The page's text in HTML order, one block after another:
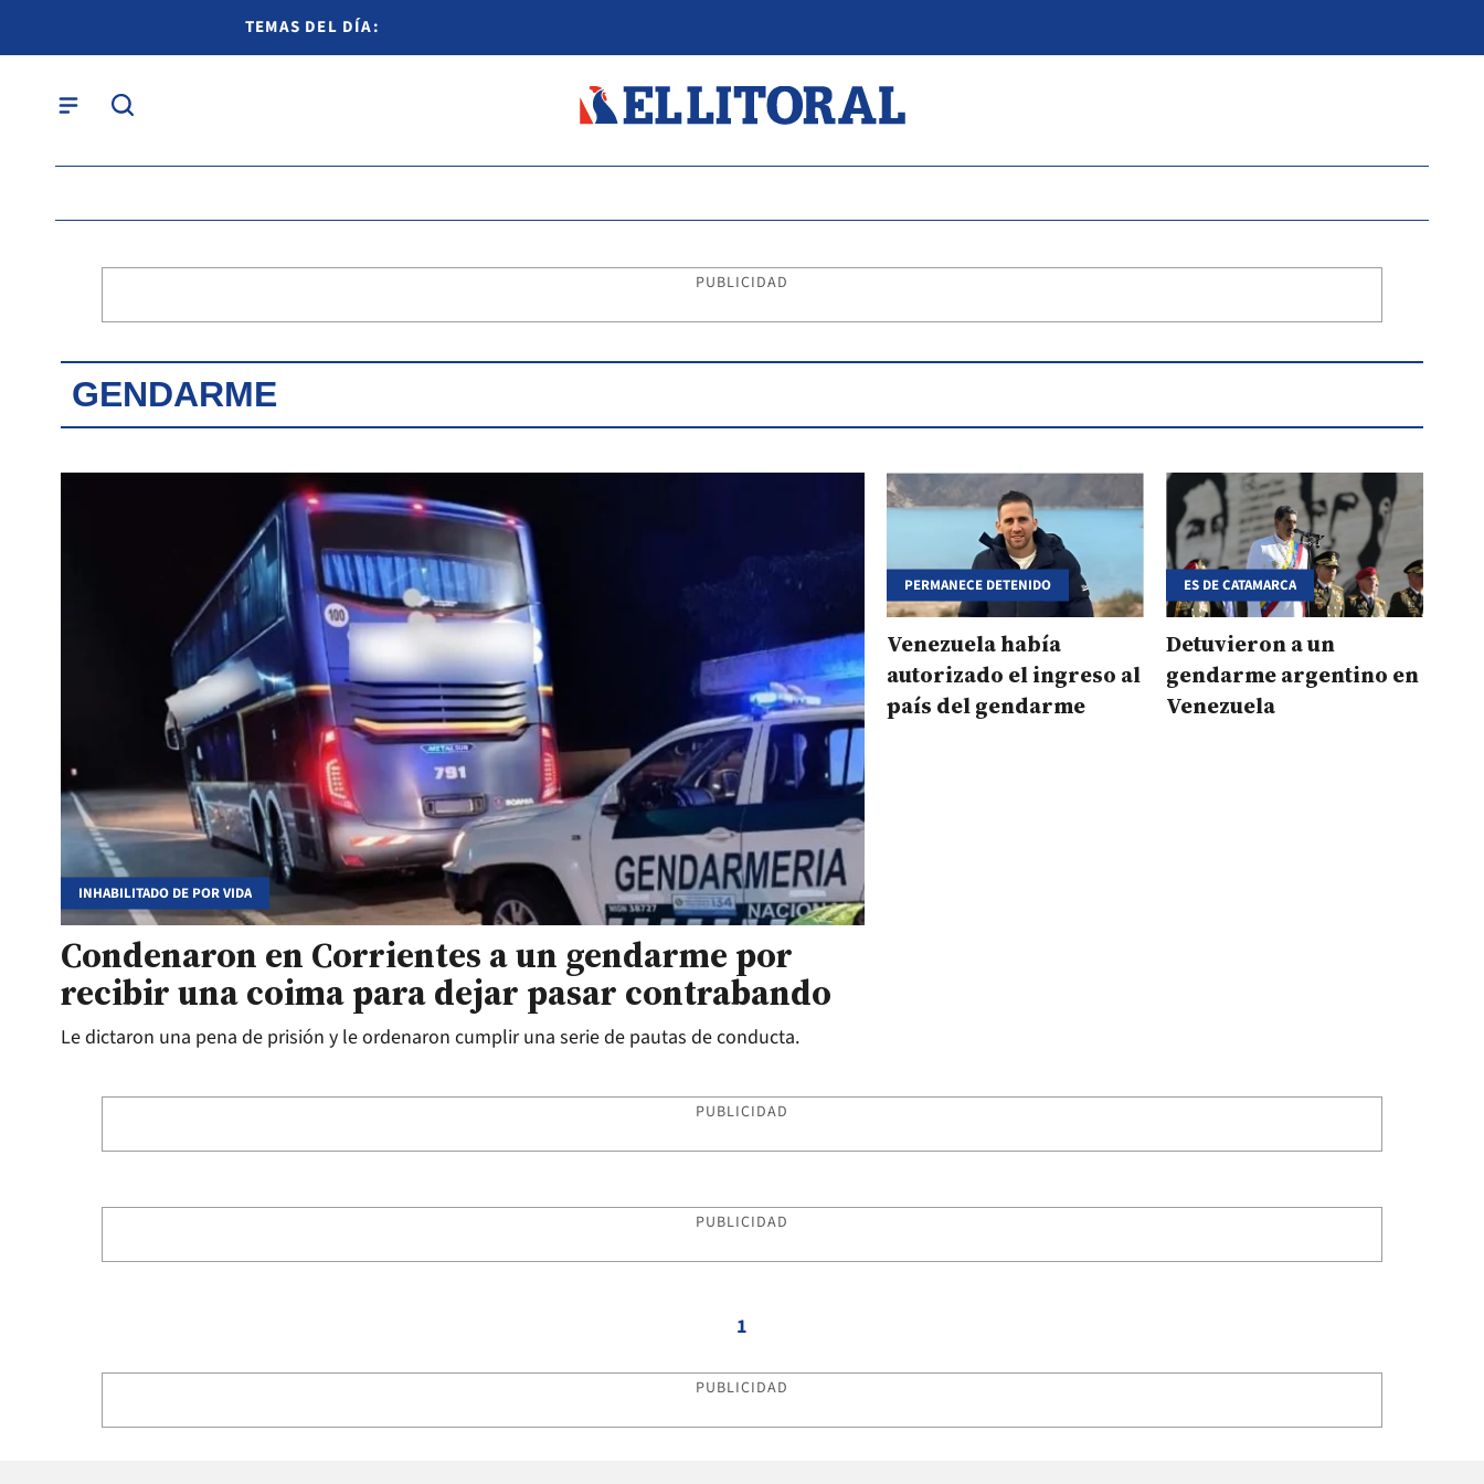
TEMAS DEL DÍA:
PUBLICIDAD
GENDARME
INHABILITADO DE POR VIDA
Condenaron en Corrientes a un gendarme por
recibir una coima para dejar pasar contrabando
Le dictaron una pena de prisión y le ordenaron cumplir una serie de pautas de conducta.
PERMANECE DETENIDO
Venezuela había
autorizado el ingreso al
país del gendarme
ES DE CATAMARCA
Detuvieron a un
gendarme argentino en
Venezuela
PUBLICIDAD
PUBLICIDAD
1
PUBLICIDAD